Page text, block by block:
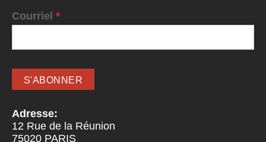
Courriel *
Adresse:
12 Rue de la Réunion
75020 PARIS